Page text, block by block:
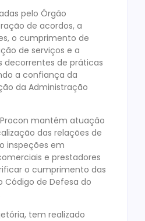
pelo Órgão
de acordos, a
o cumprimento de
de serviços e a
decorrentes de práticas
a confiança da
da Administração
mantém atuação
das relações de
inspeções em
e prestadores
o cumprimento das
Código de Defesa do
tem realizado